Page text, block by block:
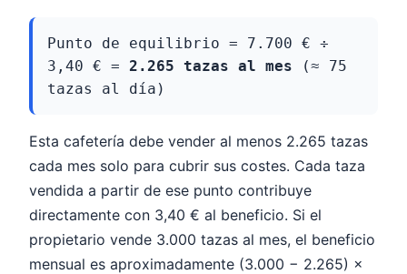
Punto de equilibrio = 7.700 € ÷
3,40 € = 2.265 tazas al mes (≈ 75
tazas al día)
Esta cafetería debe vender al menos 2.265 tazas
cada mes solo para cubrir sus costes. Cada taza
vendida a partir de ese punto contribuye
directamente con 3,40 € al beneficio. Si el
propietario vende 3.000 tazas al mes, el beneficio
mensual es aproximadamente (3.000 − 2.265) ×